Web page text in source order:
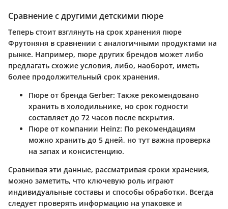
Сравнение с другими детскими пюре
Теперь стоит взглянуть на срок хранения пюре
Фрутоняня в сравнении с аналогичными продуктами на
рынке. Например, пюре других брендов может либо
предлагать схожие условия, либо, наоборот, иметь
более продолжительный срок хранения.
Пюре от бренда Gerber: Также рекомендовано
хранить в холодильнике, но срок годности
составляет до 72 часов после вскрытия.
Пюре от компании Heinz: По рекомендациям
можно хранить до 5 дней, но тут важна проверка
на запах и консистенцию.
Сравнивая эти данные, рассматривая сроки хранения,
можно заметить, что ключевую роль играют
индивидуальные составы и способы обработки. Всегда
следует проверять информацию на упаковке и